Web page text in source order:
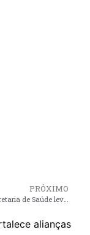
PRÓXIMO
Pinheiro – Secretaria de Saúde leva atividades do Março Lilás, para postos de saúde da sede e zona rural
alianças